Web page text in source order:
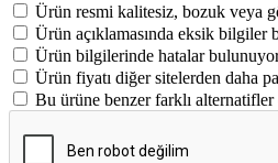
Ürün resmi kalitesiz, bozuk veya
Ürün açıklamasında eksik bilgiler
Ürün bilgilerinde hatalar
Ürün fiyatı diğer sitelerden daha
Bu ürüne benzer farklı alternatifler